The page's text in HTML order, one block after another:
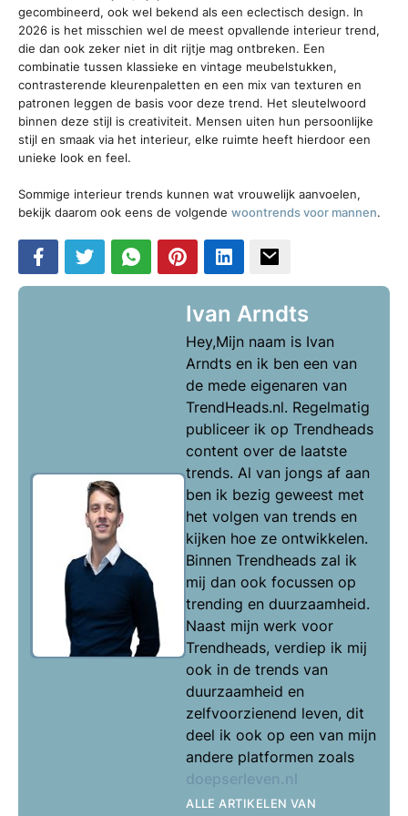
gecombineerd, ook wel bekend als een eclectisch design. In
2026 is het misschien wel de meest opvallende interieur trend,
die dan ook zeker niet in dit rijtje mag ontbreken. Een
combinatie tussen klassieke en vintage meubelstukken,
contrasterende kleurenpaletten en een mix van texturen en
patronen leggen de basis voor deze trend. Het sleutelwoord
binnen deze stijl is creativiteit. Mensen uiten hun persoonlijke
stijl en smaak via het interieur, elke ruimte heeft hierdoor een
unieke look en feel.
Sommige interieur trends kunnen wat vrouwelijk aanvoelen,
bekijk daarom ook eens de volgende woontrends voor mannen.
Ivan Arndts
Hey,Mijn naam is Ivan
Arndts en ik ben een van
de mede eigenaren van
TrendHeads.nl. Regelmatig
publiceer ik op Trendheads
content over de laatste
trends. Al van jongs af aan
ben ik bezig geweest met
het volgen van trends en
kijken hoe ze ontwikkelen.
Binnen Trendheads zal ik
mij dan ook focussen op
trending en duurzaamheid.
Naast mijn werk voor
Trendheads, verdiep ik mij
ook in de trends van
duurzaamheid en
zelfvoorzienend leven, dit
deel ik ook op een van mijn
andere platformen zoals
doepserleven.nl
ALLE ARTIKELEN VAN